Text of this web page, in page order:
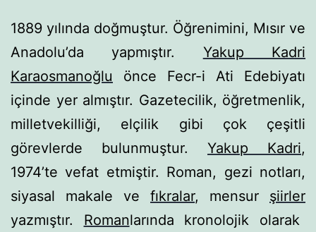
1889 yılında doğmuştur. Öğrenimini, Mısır ve
Anado­lu’da yapmıştır. Yakup Kadri
Karaosmanoğlu önce Fecr-i Ati Edebiyatı
içinde yer almıştır. Gazetecilik, öğretmenlik,
milletvekilliği, elçilik gibi çok çeşitli
görevlerde bulunmuştur. Yakup Kadri,
1974’te vefat etmiştir. Roman, gezi notları,
siyasal makale ve fıkralar, mensur şiirler
yazmıştır. Ro­manlarında kronolojik olarak